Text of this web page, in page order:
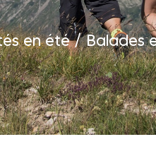
en été/Balades